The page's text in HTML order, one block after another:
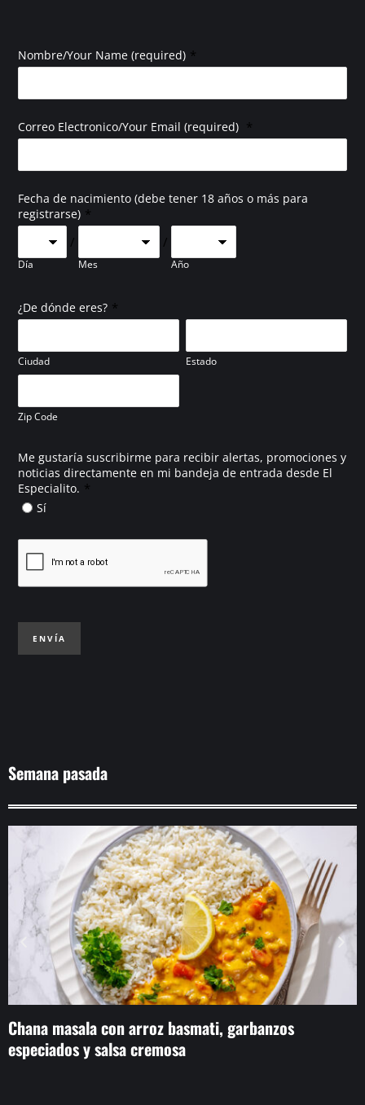
Nombre/Your Name (required) *
Correo Electronico/Your Email (required) *
Fecha de nacimiento (debe tener 18 años o más para
registrarse) *
Día
/
Mes
/
Año
¿De dónde eres? *
Ciudad Estado
Zip Code
Me gustaría suscribirme para recibir alertas, promociones y
noticias directamente en mi bandeja de entrada desde El
Especialito. *
Sí
ENVÍA
Semana pasada
Chana masala con arroz basmati, garbanzos
especiados y salsa cremosa